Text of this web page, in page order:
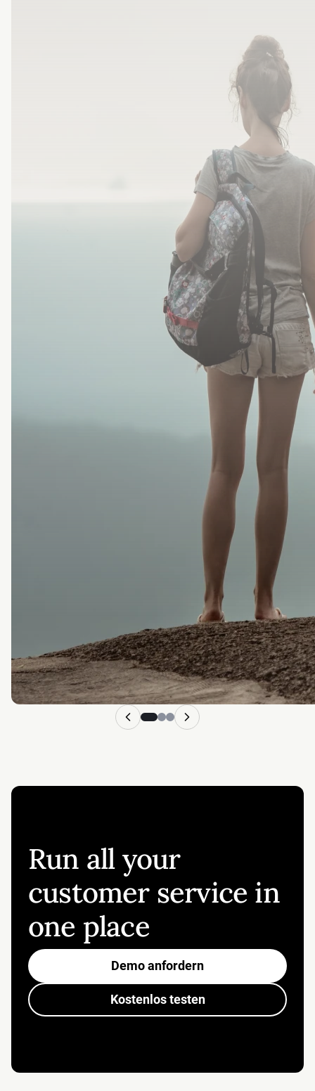
Run all your
customer service in
one place
Demo anfordern
Kostenlos testen